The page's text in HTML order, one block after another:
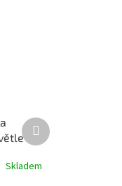
Skladem
Další
produkt